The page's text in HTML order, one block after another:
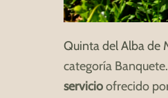
Quinta del Alba de
categoría
servicioofrecido